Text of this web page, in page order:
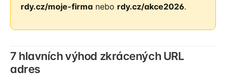
rdy.cz/moje-firma nebo rdy.cz/akce2026.
7 hlavních výhod zkrácených URL
adres